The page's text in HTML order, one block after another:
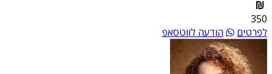
350
לפרטים
הודעה לווטסאפ